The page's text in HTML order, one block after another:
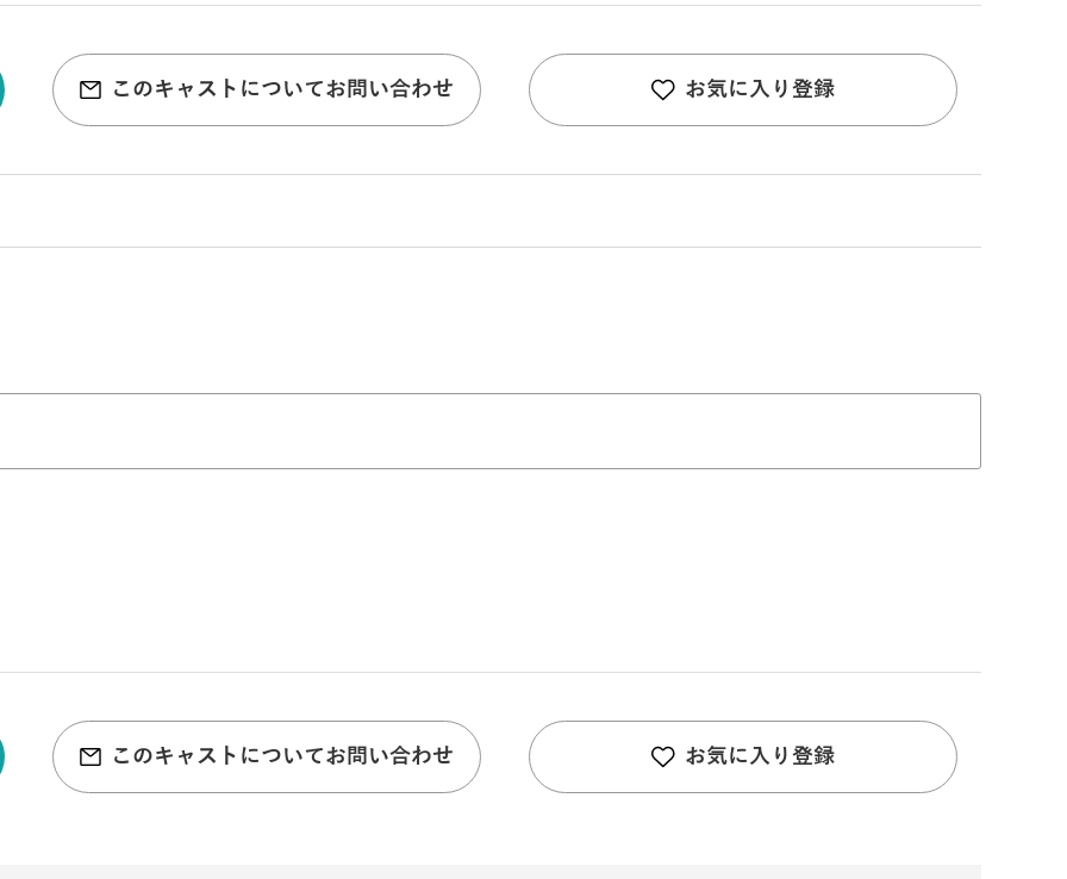
このキャストについてお問い合わせ お気に入り登録
このキャストについてお問い合わせ お気に入り登録